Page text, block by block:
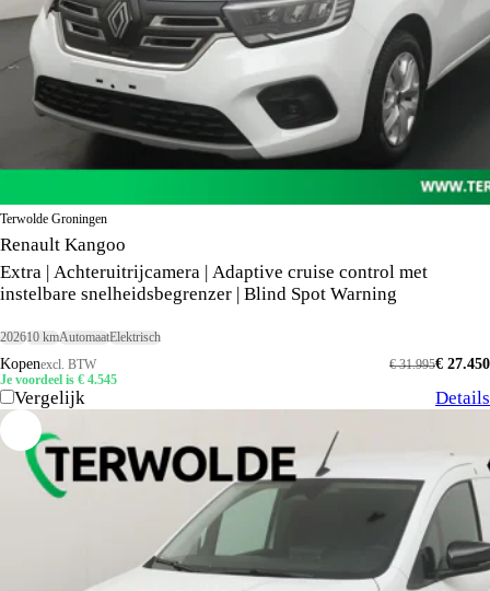
Terwolde Groningen
Renault Kangoo
Extra | Achteruitrijcamera | Adaptive cruise control met
instelbare snelheidsbegrenzer | Blind Spot Warning
202610 kmAutomaatElektrisch
Kopenexcl. BTW € 27.450
€ 31.995
Je voordeel is € 4.545
Vergelijk Details